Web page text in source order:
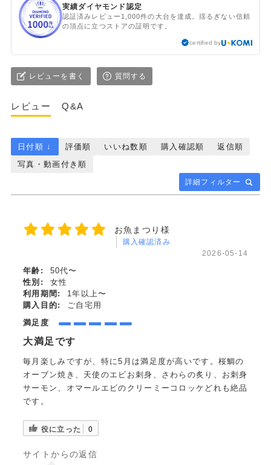
実績ダイヤモンド認定
認証済みレビュー1,000件の大台を達成。揺るぎない信頼
の頂点に立つストアの証明です。
certified by
レビューを書く 質問する
レビュー Q&A
詳細フィルター
日付順 ↓ 評価順 いいね数順 購入確認順
返信順
写真・動画付き順
お魚まつり様
購入確認済み
2026-05-14
年齢:
50代〜
性別:
女性
利用期間:
1年以上〜
購入目的:
ご自宅用
満足度
大満足です
毎月楽しみですが、特に5月は満足度が高いです。桜鯛の
オーブン焼き、天使のエビお刺身、さわらの炙り、お刺身
サーモン、オマールエビのクリーミーコロッケどれも絶品
です。
役に立った 0
サイトからの返信